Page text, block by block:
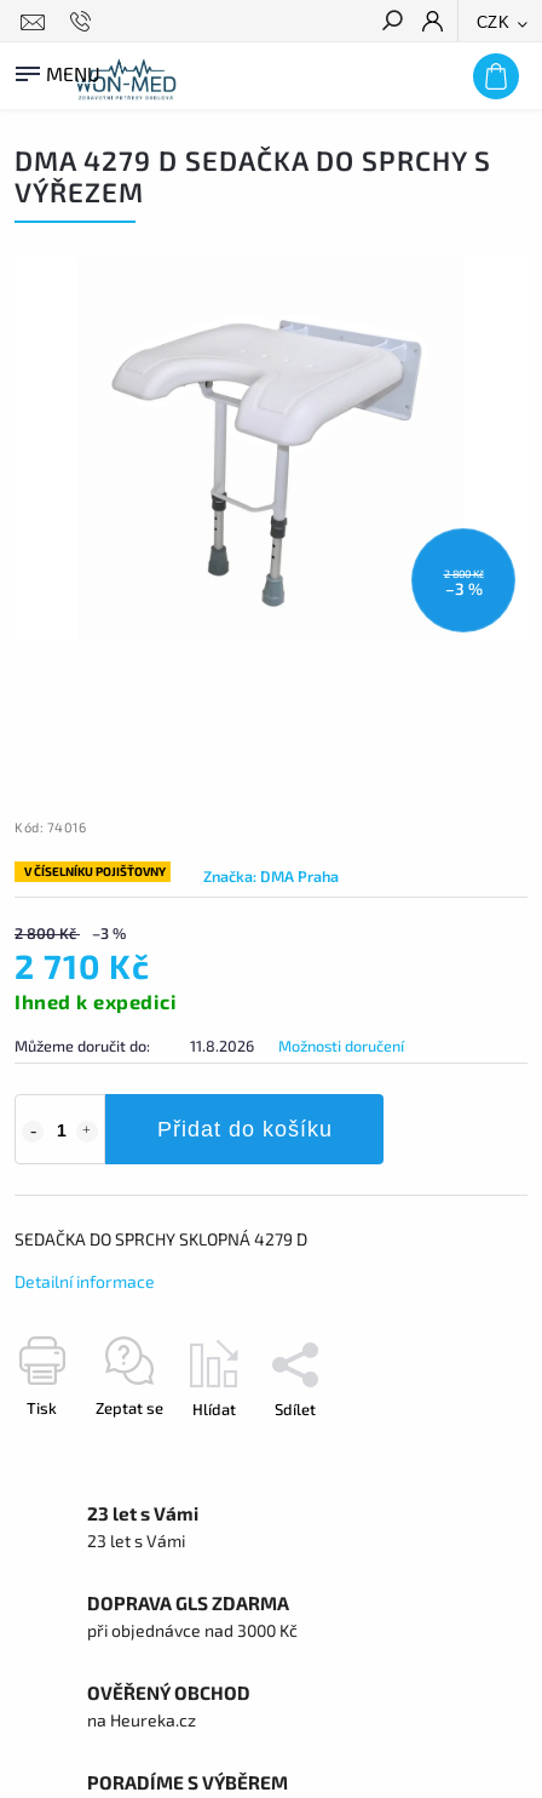
CZK
HLEDAT
DMA 4279 D SEDAČKA DO SPRCHY S
VÝŘEZEM
2 800 Kč
–3 %
Kód: 74016
V ČÍSELNÍKU POJIŠŤOVNY Značka: DMA Praha
2 800 Kč –3 %
2 710 Kč
Ihned k expedici
Můžeme doručit do: 11.8.2026 Možnosti doručení
Přidat do košíku
SEDAČKA DO SPRCHY SKLOPNÁ 4279 D
Detailní informace
Tisk Zeptat se Hlídat Sdílet
23 let s Vámi
23 let s Vámi
DOPRAVA GLS ZDARMA
při objednávce nad 3000 Kč
OVĚŘENÝ OBCHOD
na Heureka.cz
PORADÍME S VÝBĚREM